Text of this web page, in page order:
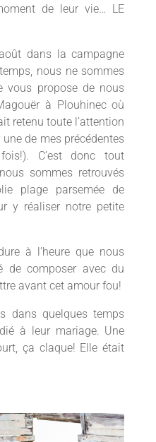
de leur vie… LE
dans la campagne
nous ne sommes
vous propose de nous
à Plouhinec où
retenu toute l’attention
de mes précédentes
C’est donc tout
sommes retrouvés
plage parsemée de
y réaliser notre petite
à l’heure que nous
de composer avec du
avant cet amour fou!
dans quelques temps
à leur mariage. Une
ça claque! Elle était